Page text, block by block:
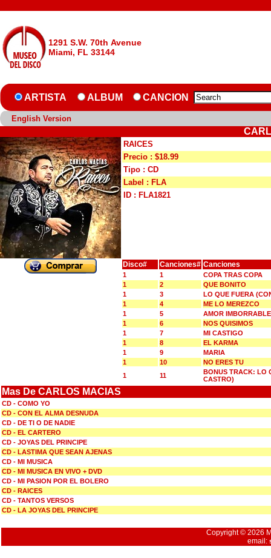
1291 S.W. 70th Avenue
Miami, FL 33144
ARTISTA ALBUM CANCION
English Version
RAICES
Precio : $18.99
Tipo : CD
Label : FLA
ID : FLA1821
Disco# Canciones# Canciones
1 1
COPA TRAS COPA
1
2
QUE BONITO
1
3
LO QUE FUERA
1
4
ME LO MEREZCO
1
5
AMOR IMBORRABLE
1
6
NOS QUISIMOS
1
7
MI CASTIGO
1
8
EL KARMA
1
9
MARIA
1
10
NO ERES TU
1
11
BONUS TRACK: LO
CASTRO)
Mas De CARLOS MACIAS
CD - COMO YO
CD - CON EL ALMA DESNUDA
CD - DE TI O DE NADIE
CD - EL CARTERO
CD - JOYAS DEL PRINCIPE
CD - LASTIMA QUE SEAN AJENAS
CD - MI MUSICA
CD - MI MUSICA EN VIVO + DVD
CD - MI PASION POR EL BOLERO
CD - RAICES
CD - TANTOS VERSOS
CD - LA JOYAS DEL PRINCIPE
Copyright © 2026
email: